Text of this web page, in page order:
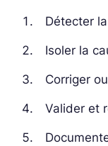
Détecter
Isoler la
Corriger
Valider et